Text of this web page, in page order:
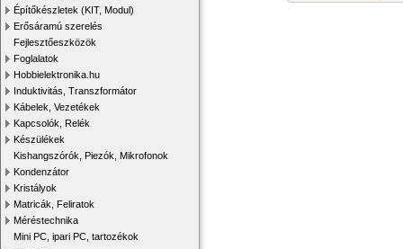
Építőkészletek (KIT, Modul)
Erősáramú szerelés
Fejlesztőeszközök
Foglalatok
Hobbielektronika.hu
Induktivitás, Transzformátor
Kábelek, Vezetékek
Kapcsolók, Relék
Készülékek
Kishangszórók, Piezók, Mikrofonok
Kondenzátor
Kristályok
Matricák, Feliratok
Méréstechnika
Mini PC, ipari PC, tartozékok